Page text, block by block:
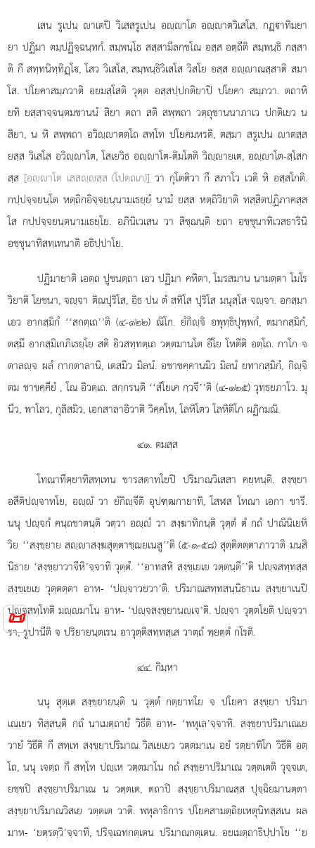
📜
เสน รูเปน าเตปิ วิเสสรูเปน อฺาโต อฺาตวิเสโส. กฏฺาทิมยา
ยา ปฏิมา ตมฺปฏิจฺฉนฺทกํ. สมฺพนฺโธ สสฺสามีลกฺขโณ อสฺส อตฺถีติ สมฺพนฺธิ กสฺสา
ติ กึ สทฺทนิทฺทิฏฺโ, โสว วิเสโส, สมฺพนฺธิวิเสโส วิสโย อสฺส อฺาณสฺสาติ สมา
โส. ปโยคาสมฺภวาติ อยมสฺโสติ วุตฺต อสฺสปฺปกติยาปิ ปโยคา สมฺภวา. ตถาหิ
ยทิ ยสฺสาจฺจนฺตมชานนํ สิยา ตถา สติ สพฺพถา วตฺถุชานนาภาเว ปกติเยว น
สิยา, น หิ สพฺพถา อวิฺาตตฺโถ สทฺโท ปโยคมหรติ, ตสฺมา สรูเปน าตสฺส
ยสฺส วิเสโส อวิฺาโต, โสเยวิธ อฺาโต-ติมโตติ วิฺายเต, อฺาโต-สฺโสก
สฺส [อฺาโต เสสฺสฺส (โปตฺถเก)] วา กุโตติวา กึ สภาโว เวติ หิ อสฺสโกติ.
กปฺปจฺจยนฺโต หตฺถิกอิจฺจยนฺนามเธยฺยํ นามํ ยสฺส หตฺถิวิยาติ ทสฺสิตปฏิภาคสฺส
โส กปฺปจฺจยนฺตนามเธยฺโย. อภินิเวเสน วา สิชฺฌนฺติ ยถา อชฺชุนาทิเวสธารินิ
อชฺชุนาทิสทฺเทนาติ อธิปฺปาโย.
ปฏิมายาติ เอตฺถ ปูชนตฺถา เอว ปฏิมา คหิตา, โมรสมาน นามตฺตา โมโร
วิยาติ โยชนา, จฺจา ติณปุริโส, อิธ ปน ตํ สทิโส ปุริโส มนุสฺโส จฺจา. อกสฺมา
เอว อากสฺมิกํ ‘‘สกตฺเถ’’ติ (๔-๑๒๒) ณิโก. ยํกิฺจิ อพุทฺธิปุพฺพกํ, ตมากสฺมิกํ,
ตสฺมึ อากสฺมิเกภิเธยฺโย สติ อิวสทฺทตฺเถ วตฺตมานโต อีโย โหตีติ อตฺโถ. กาโก จ
ตาลฺจ ผลํ กากตาลานิ, เตสมิว มิลนํ. อชาขคฺคานมิว มิลนํ ยทากสฺมิกํ, กิฺจิ
ตม ชาขคฺคียํ , โณ อิวตฺเถ. สกฺกรนฺติ ‘‘สํโยเค กฺวจี’’ติ (๔-๑๒๕) วุทฺธฺยภาโว. มุ
นีว, พาโลว, กุลิสมิว, เอกสาลาอิวาติ วิคฺคโห, โลหิโตว โลหิติโก ผฏิกมณิ.
๔๑. ตมสฺส
โทณาทีตฺยาทิสทฺเทน ขารสตาทโยปิ ปริมาณวิเสสา คยฺหนฺติ. สงฺขฺยา
อสีติปฺจาทโย, อฺํ วา ยํกิฺจีติ อุปฑฺฒกายาทิ, โสฬส โทณา เอกา ขารี.
นนุ ปฺจกํ คนฺถชาตนฺติ วตฺวา อฺํ วา สงฺฆาทิกนฺติ วุตฺตํ ตํ กถํ ปาณินิเยหิ
วิย ‘‘สงฺขฺยาย สฺาสงฺฆสุตฺตาชฺฌยเนสู’’ติ (๕-๑-๕๘) สุตฺติตตฺตาภาวาติ มนสิ
นิธาย ‘สงฺขฺยาวาจีหิ’จฺจาทิ วุตฺตํ. ‘‘อาทสหิ สงฺขฺเยเย วตฺตนฺตี’’ติ ปฺจสทฺทสฺส
สงฺขฺเยเย วุตฺตตฺตา อาห- ‘ปฺจาวยวา’ติ. ปริมาณสทฺทสนฺนิธาเน สงฺขฺยาเนปิ
ปฺจสทฺโทติ มฺมาโน อาห- ‘ปฺจสงฺขฺยานฺเจ’ติ. ปฺจา วุตฺตโยติ ปฺจวา
รา, รูปานีติ จ ปริยายนฺตเรน อาวุตฺติสทฺทสฺเส วาตฺถํ พฺยตฺตํ กโรติ.
๔๔. กิมฺหา
นนุ สุตฺเต สงฺขฺยายนฺติ น วุตฺตํ กตฺยาทโย จ ปโยคา สงฺขฺยา ปริมา
เณเยว ทิสฺสนฺติ กถํ นาเมตฺถายํ วิธีติ อาห- ‘พหุเล’จฺจาทิ. สงฺขฺยาปริมาเณเย
วายํ วิธีติ กึ สทฺเท สงฺขฺยาปริมาณ วิสเยเยว วตฺตมาเน อยํ รตฺยาทิโก วิธีติ อตฺ
โถ, นนุ เจตฺถ กึ สทฺโท ปฺเห วตฺตมาโน กถํ สงฺขฺยาปริมาเณ วตฺตเตติ วุจฺจเต,
ยชฺชปิ สงฺขฺยาปริมาเณ น วตฺตเต, ตถาปิ สงฺขฺยาปริมาณสฺส ปุจฺฉิยมานตฺตา
สงฺขฺยาปริมาณวิสเย วตฺตเต วาติ. พหุลาธิการ ปโยคสามตฺถิยเหตุนิทสฺสเน ผล
มาห- ‘ยตฺรตฺวิ’จฺจาทิ, ปริจฺเฉทกตฺเตน ปริมาณกตฺเตน. อยเมตฺถาธิปฺปาโย ‘‘ย